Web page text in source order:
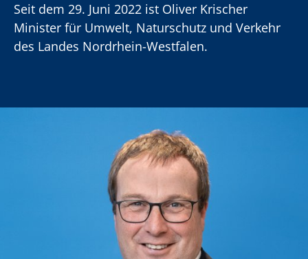
Seit dem 29. Juni 2022 ist Oliver Krischer
Minister für Umwelt, Naturschutz und Verkehr
des Landes Nordrhein-Westfalen.